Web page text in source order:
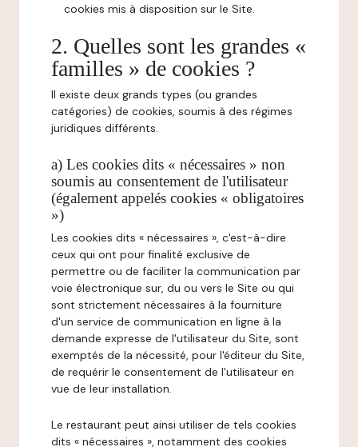
cookies mis à disposition sur le Site.
2. Quelles sont les grandes «
familles » de cookies ?
Il existe deux grands types (ou grandes
catégories) de cookies, soumis à des régimes
juridiques différents.
a) Les cookies dits « nécessaires » non
soumis au consentement de l'utilisateur
(également appelés cookies « obligatoires
»)
Les cookies dits « nécessaires », c'est-à-dire
ceux qui ont pour finalité exclusive de
permettre ou de faciliter la communication par
voie électronique sur, du ou vers le Site ou qui
sont strictement nécessaires à la fourniture
d'un service de communication en ligne à la
demande expresse de l'utilisateur du Site, sont
exemptés de la nécessité, pour l'éditeur du Site,
de requérir le consentement de l'utilisateur en
vue de leur installation.
Le restaurant peut ainsi utiliser de tels cookies
dits « nécessaires », notamment des cookies